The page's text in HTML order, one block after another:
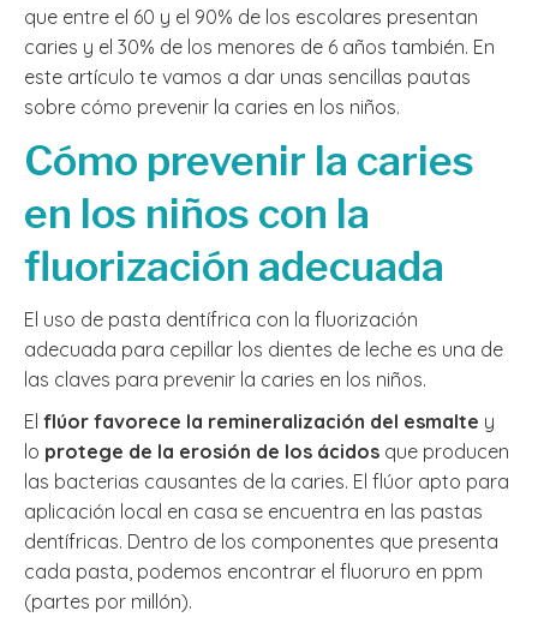
que entre el 60 y el 90% de los escolares presentan
caries y el 30% de los menores de 6 años también. En
este artículo te vamos a dar unas sencillas pautas
sobre cómo prevenir la caries en los niños.
Cómo prevenir la caries
en los niños con la
fluorización adecuada
El uso de pasta dentífrica con la fluorización
adecuada para cepillar los dientes de leche es una de
las claves para prevenir la caries en los niños.
El flúor favorece la remineralización del esmalte y
lo protege de la erosión de los ácidos que producen
las bacterias causantes de la caries. El flúor apto para
aplicación local en casa se encuentra en las pastas
dentífricas. Dentro de los componentes que presenta
cada pasta, podemos encontrar el fluoruro en ppm
(partes por millón).